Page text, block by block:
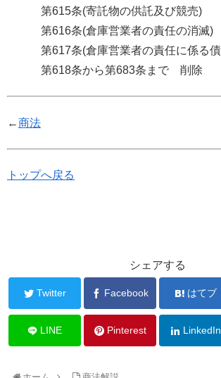
第615条(寄託物の供託及び競売)
第616条(倉庫営業者の責任の消滅)
第617条(倉庫営業者の責任に係る
第618条から第683条まで 削除
←商法
トップへ戻る
シェアする
Twitter Facebook はてブ
LINE Pinterest LinkedIn